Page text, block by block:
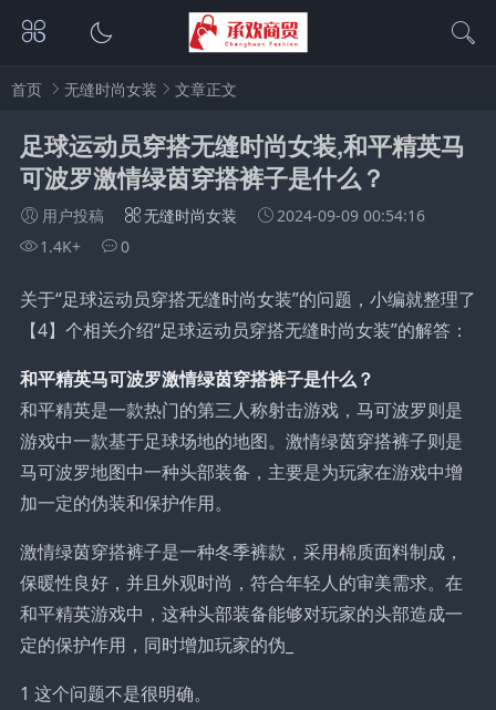
首页 无缝时尚女装 文章正文
足球运动员穿搭无缝时尚女装,和平精英马
可波罗激情绿茵穿搭裤子是什么？
用户投稿 无缝时尚女装
2024-09-09 00:54:16
1.4K+
0
关于“足球运动员穿搭无缝时尚女装”的问题，小编就整理了
【4】个相关介绍“足球运动员穿搭无缝时尚女装”的解答：
和平精英马可波罗激情绿茵穿搭裤子是什么？
和平精英是一款热门的第三人称射击游戏，马可波罗则是
游戏中一款基于足球场地的地图。激情绿茵穿搭裤子则是
马可波罗地图中一种头部装备，主要是为玩家在游戏中增
加一定的伪装和保护作用。
激情绿茵穿搭裤子是一种冬季裤款，采用棉质面料制成，
保暖性良好，并且外观时尚，符合年轻人的审美需求。在
和平精英游戏中，这种头部装备能够对玩家的头部造成一
定的保护作用，同时增加玩家的伪_
1 这个问题不是很明确。